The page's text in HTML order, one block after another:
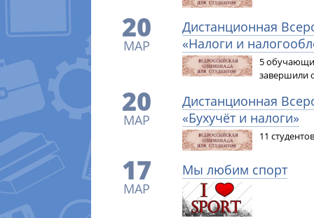
20
МАР
Дистанционная
«Налоги и
5
завершили
20
МАР
Дистанционная
«Бухучёт и налоги»
11
17
МАР
Мы любим спорт